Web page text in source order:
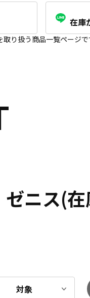
在庫
り扱う商品一覧ページで
ニス(在
対象